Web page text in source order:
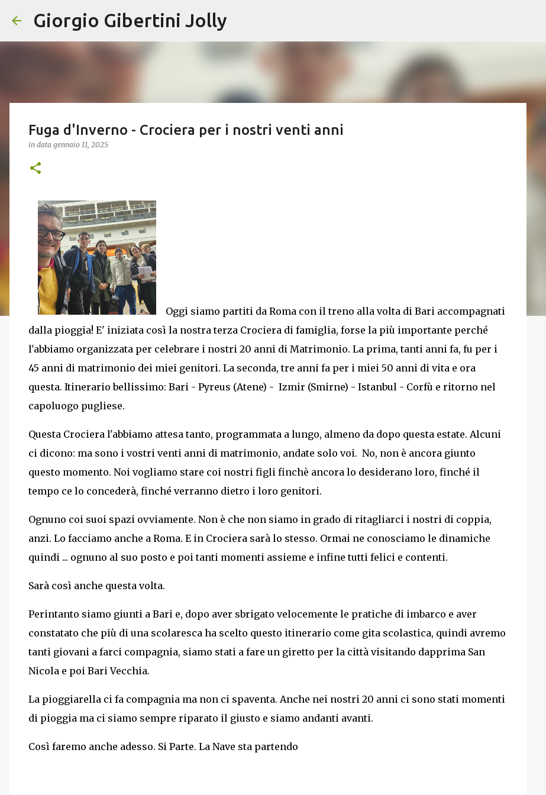
Giorgio Gibertini Jolly
Fuga d'Inverno - Crociera per i nostri venti anni
in data gennaio 11, 2025
Oggi siamo partiti da Roma con il treno alla volta di Bari accompagnati
dalla pioggia! E' iniziata così la nostra terza Crociera di famiglia, forse la più importante perché
l'abbiamo organizzata per celebrare i nostri 20 anni di Matrimonio. La prima, tanti anni fa, fu per i
45 anni di matrimonio dei miei genitori. La seconda, tre anni fa per i miei 50 anni di vita e ora
questa. Itinerario bellissimo: Bari - Pyreus (Atene) - Izmir (Smirne) - Istanbul - Corfù e ritorno nel
capoluogo pugliese.
Questa Crociera l'abbiamo attesa tanto, programmata a lungo, almeno da dopo questa estate. Alcuni
ci dicono: ma sono i vostri venti anni di matrimonio, andate solo voi. No, non è ancora giunto
questo momento. Noi vogliamo stare coi nostri figli finchè ancora lo desiderano loro, finché il
tempo ce lo concederà, finché verranno dietro i loro genitori.
Ognuno coi suoi spazi ovviamente. Non è che non siamo in grado di ritagliarci i nostri di coppia,
anzi. Lo facciamo anche a Roma. E in Crociera sarà lo stesso. Ormai ne conosciamo le dinamiche
quindi ... ognuno al suo posto e poi tanti momenti assieme e infine tutti felici e contenti.
Sarà così anche questa volta.
Perintanto siamo giunti a Bari e, dopo aver sbrigato velocemente le pratiche di imbarco e aver
constatato che più di una scolaresca ha scelto questo itinerario come gita scolastica, quindi avremo
tanti giovani a farci compagnia, siamo stati a fare un giretto per la città visitando dapprima San
Nicola e poi Bari Vecchia.
La pioggiarella ci fa compagnia ma non ci spaventa. Anche nei nostri 20 anni ci sono stati momenti
di pioggia ma ci siamo sempre riparato il giusto e siamo andanti avanti.
Così faremo anche adesso. Si Parte. La Nave sta partendo